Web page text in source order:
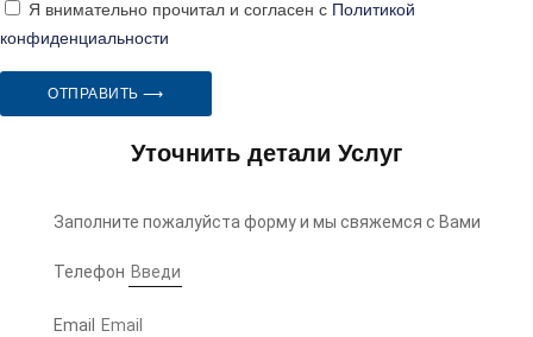
Я внимательно прочитал и согласен с Политикой
конфиденциальности
ОТПРАВИТЬ ⟶
Уточнить детали Услуг
Заполните пожалуйста форму и мы свяжемся с Вами
Телефон
Email